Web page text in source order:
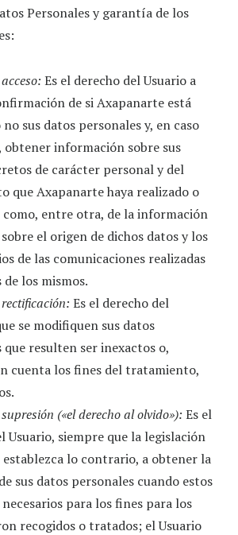
Personales y garantía de los
Es el derecho del Usuario a
de siAxapanarte está
sus datos personales y, en caso
información sobre sus
de carácter personal y del
queAxapanartehaya realizado o
como, entre otra, de la información
el origen de dichos datos y los
de las comunicaciones realizadas
los mismos.
Es el derecho del
se modifiquen sus datos
que resulten ser inexactos o,
cuenta los fines del tratamiento,
(«el derecho al olvido»): Es el
Usuario, siempre que la legislación
lo contrario, a obtener la
sus datos personales cuando estos
necesarios para los fines para los
recogidos o tratados; el Usuario